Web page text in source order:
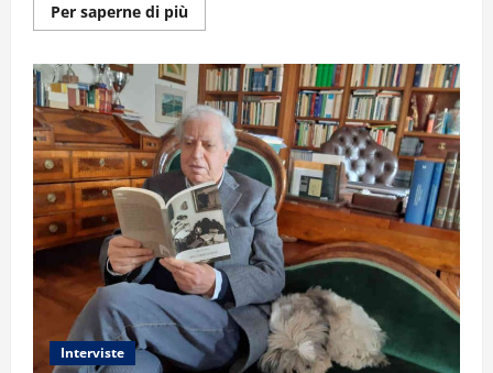
Per saperne di piùUlteriori
informazioni
“SEDUZIONI
VERBALI”,
LA
RACCOLTA
DI
POESIE
DI
ALESSIA
GUARRACI
Interviste